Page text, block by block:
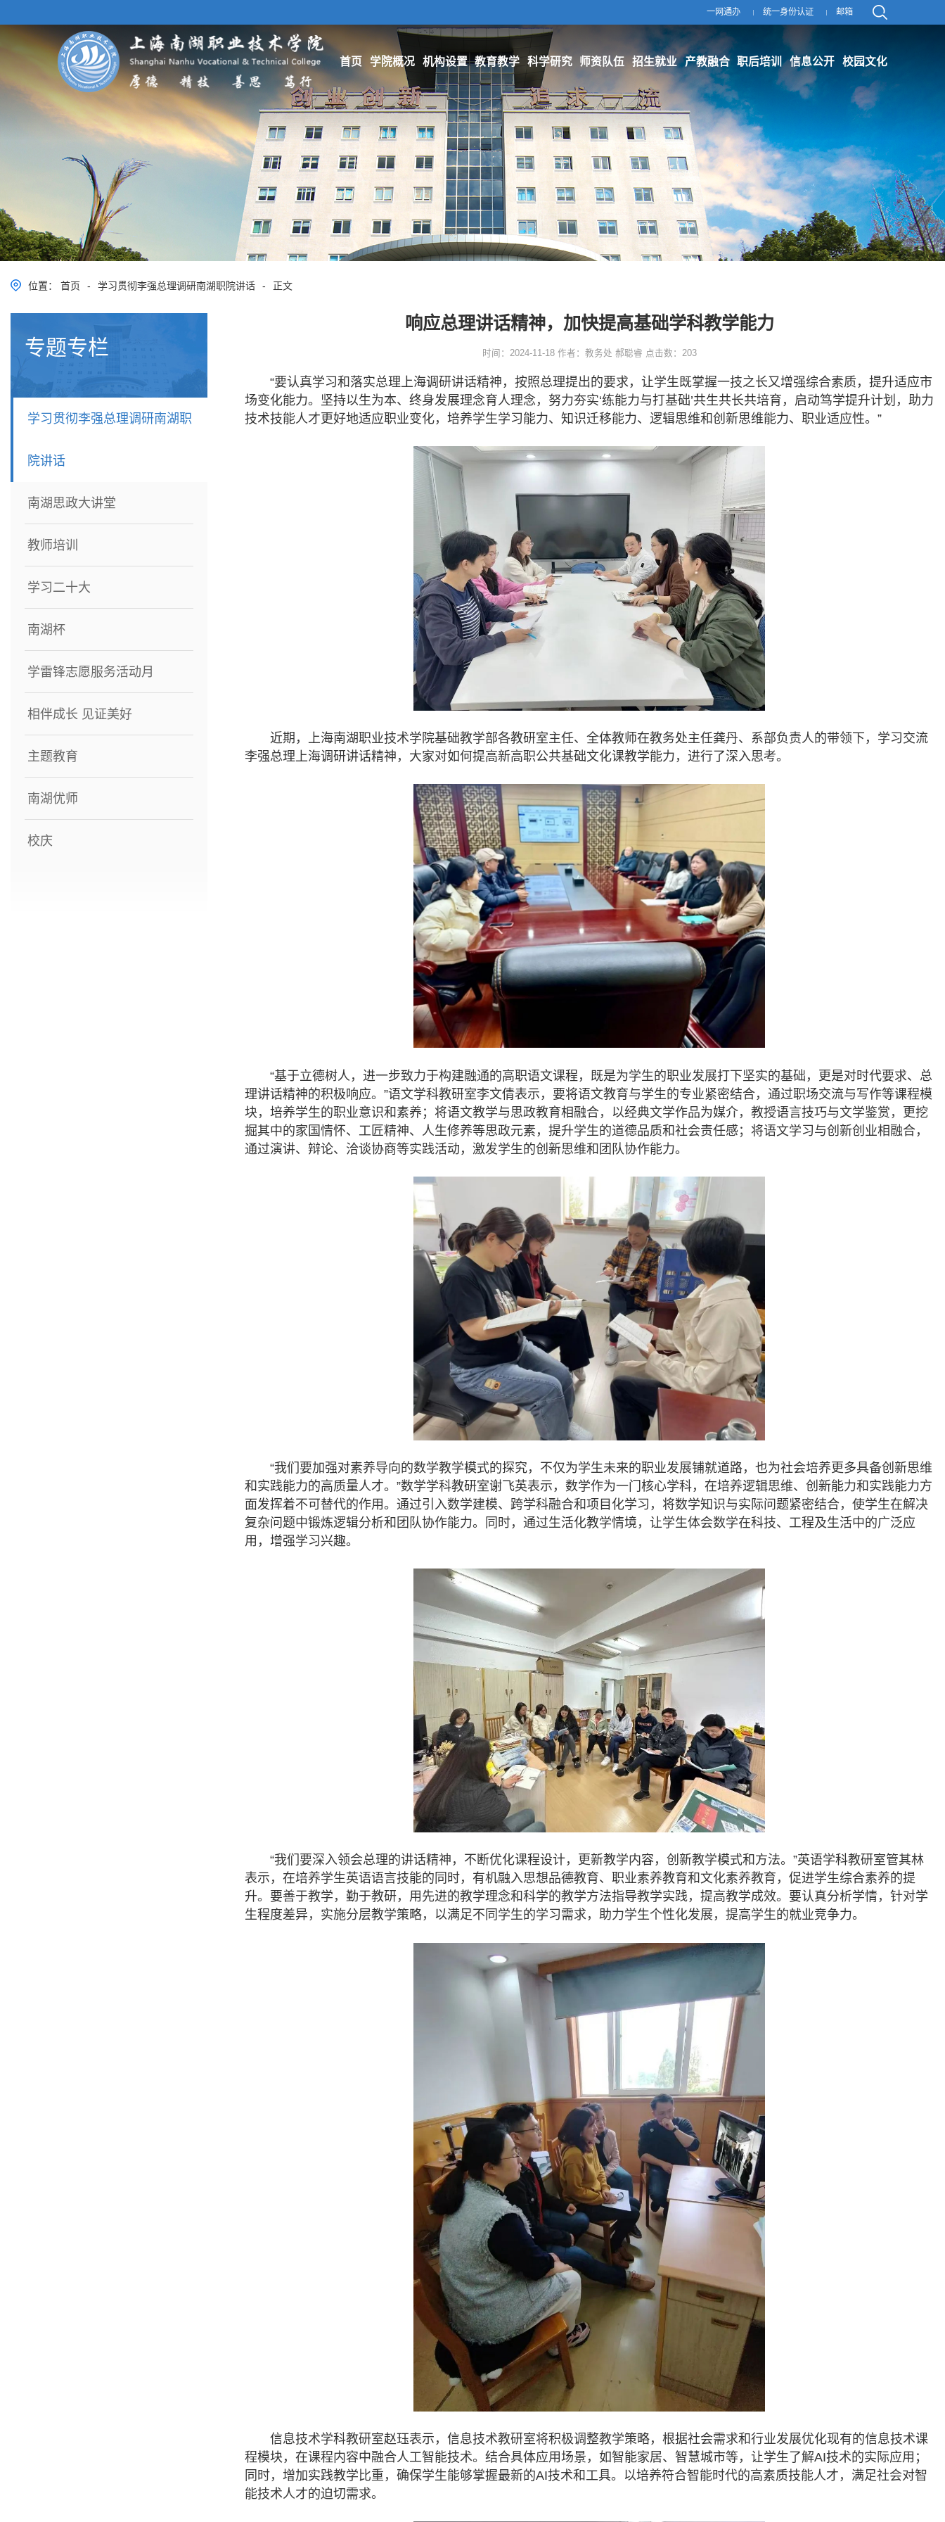
一网通办 统一身份认证 邮箱
首页 学院概况 机构设置 教育教学 科学研究 师资队伍 招生就业 产教融合 职后培训 信息公开 校园文化
位置： 首页 - 学习贯彻李强总理调研南湖职院讲话 - 正文
专题专栏
学习贯彻李强总理调研南湖职
院讲话
南湖思政大讲堂
教师培训
学习二十大
南湖杯
学雷锋志愿服务活动月
相伴成长 见证美好
主题教育
南湖优师
校庆
响应总理讲话精神，加快提高基础学科教学能力
时间：2024-11-18 作者：教务处 郝聪睿 点击数： 203
“要认真学习和落实总理上海调研讲话精神，按照总理提出的要求，让学生既掌握一技之长又增强综合素质，提升适应市
场变化能力。坚持以生为本、终身发展理念育人理念，努力夯实‘练能力与打基础’共生共长共培育，启动笃学提升计划，助力
技术技能人才更好地适应职业变化，培养学生学习能力、知识迁移能力、逻辑思维和创新思维能力、职业适应性。”
近期，上海南湖职业技术学院基础教学部各教研室主任、全体教师在教务处主任龚丹、系部负责人的带领下，学习交流
李强总理上海调研讲话精神，大家对如何提高新高职公共基础文化课教学能力，进行了深入思考。
“基于立德树人，进一步致力于构建融通的高职语文课程，既是为学生的职业发展打下坚实的基础，更是对时代要求、总
理讲话精神的积极响应。”语文学科教研室李文倩表示，要将语文教育与学生的专业紧密结合，通过职场交流与写作等课程模
块，培养学生的职业意识和素养；将语文教学与思政教育相融合，以经典文学作品为媒介，教授语言技巧与文学鉴赏，更挖
掘其中的家国情怀、工匠精神、人生修养等思政元素，提升学生的道德品质和社会责任感；将语文学习与创新创业相融合，
通过演讲、辩论、洽谈协商等实践活动，激发学生的创新思维和团队协作能力。
“我们要加强对素养导向的数学教学模式的探究，不仅为学生未来的职业发展铺就道路，也为社会培养更多具备创新思维
和实践能力的高质量人才。”数学学科教研室谢飞英表示，数学作为一门核心学科，在培养逻辑思维、创新能力和实践能力方
面发挥着不可替代的作用。通过引入数学建模、跨学科融合和项目化学习，将数学知识与实际问题紧密结合，使学生在解决
复杂问题中锻炼逻辑分析和团队协作能力。同时，通过生活化教学情境，让学生体会数学在科技、工程及生活中的广泛应
用，增强学习兴趣。
“我们要深入领会总理的讲话精神，不断优化课程设计，更新教学内容，创新教学模式和方法。”英语学科教研室管其林
表示，在培养学生英语语言技能的同时，有机融入思想品德教育、职业素养教育和文化素养教育，促进学生综合素养的提
升。要善于教学，勤于教研，用先进的教学理念和科学的教学方法指导教学实践，提高教学成效。要认真分析学情，针对学
生程度差异，实施分层教学策略，以满足不同学生的学习需求，助力学生个性化发展，提高学生的就业竞争力。
信息技术学科教研室赵珏表示，信息技术教研室将积极调整教学策略，根据社会需求和行业发展优化现有的信息技术课
程模块，在课程内容中融合人工智能技术。结合具体应用场景，如智能家居、智慧城市等，让学生了解AI技术的实际应用；
同时，增加实践教学比重，确保学生能够掌握最新的AI技术和工具。以培养符合智能时代的高素质技能人才，满足社会对智
能技术人才的迫切需求。